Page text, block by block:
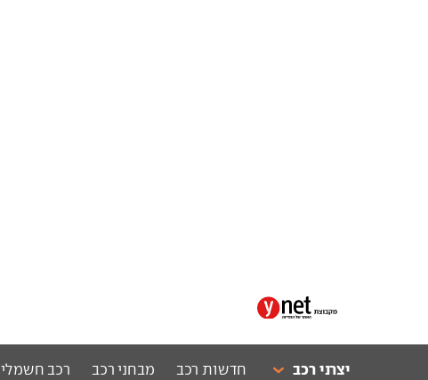
יצרני רכב חדשות רכב מבחני רכב רכב חשמלי